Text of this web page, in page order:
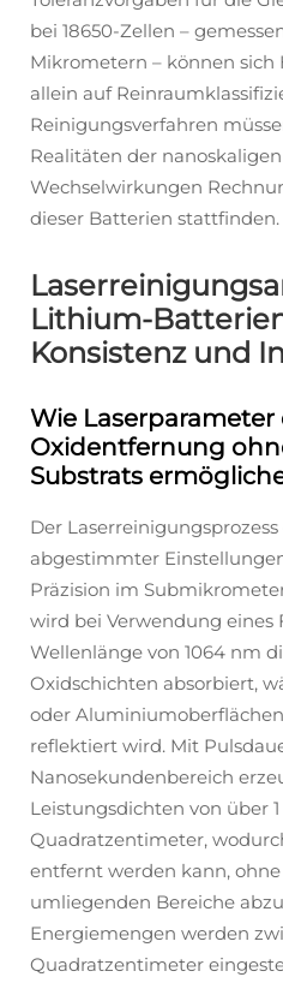
bei 18650-Zellen –
Mikrometern – können
allein auf
Reinigungsverfahren
Realitäten der
Wechselwirkungen
dieser Batterien stattfinden.
Lithium-
Konsistenz und
Wie Laserparameter
Oxidentfernung
Substrats
Der
abgestimmter
Präzision im
wird bei Verwendung eines
Wellenlänge von 1064 nm
Oxidschichten absorbiert,
oder
reflektiert wird. Mit
Nanosekundenbereich
Leistungsdichten von über
Quadratzentimeter,
entfernt werden kann,
umliegenden Bereiche
Energiemengen werden
Quadratzentimeter